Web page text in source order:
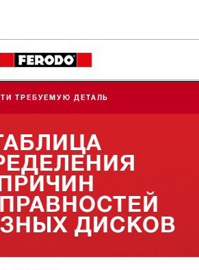
ТРЕБУЕМУЮ ДЕТАЛЬ
ПРИЧИН
ДИСКОВ